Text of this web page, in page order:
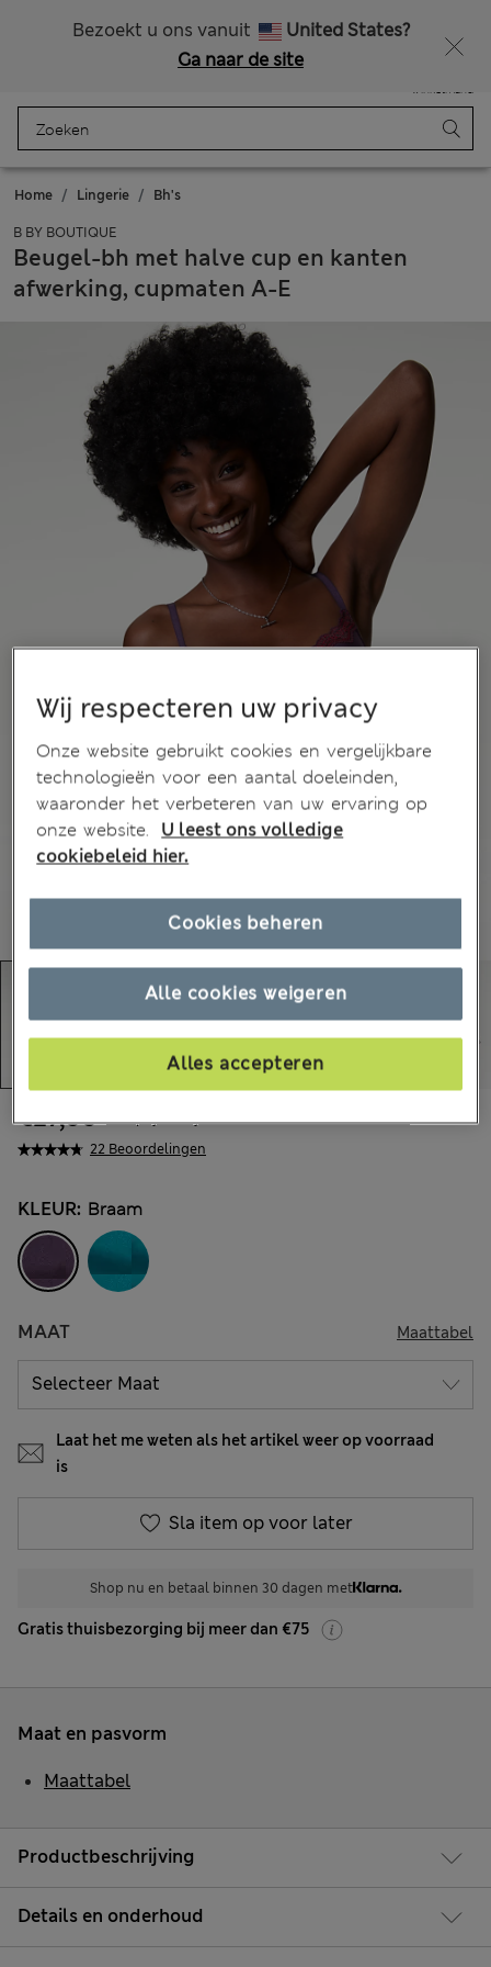
Bezoekt u ons vanuit
United States?
Ga naar de site
Winkelmand
Home Lingerie Bh's
B BY BOUTIQUE
Beugel-bh met halve cup en kanten
afwerking, cupmaten A-E
22 Beoordelingen
€27,00 Alle prijzen zijn inclusief btw en invoerrechten
KLEUR: Braam
MAAT Maattabel
Laat het me weten als het artikel weer op voorraad
is
Sla item op voor later
Shop nu en betaal binnen 30 dagen met
Gratis thuisbezorging bij meer dan €75
Productbeschrijving
Details en onderhoud
Maat en pasvorm
Maattabel
Wij respecteren uw privacy
Onze website gebruikt cookies en vergelijkbare
technologieën voor een aantal doeleinden,
waaronder het verbeteren van uw ervaring op
onze website.
U leest ons volledige
cookiebeleid hier.
Alle cookies weigeren
Alles accepteren
Cookies beheren